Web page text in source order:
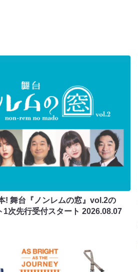
! 舞台『ノンレムの窓』vol.2の
1次先行受付スタート2026.08.07